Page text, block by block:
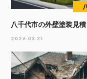
八千代市の外壁塗装見
2026.03.21